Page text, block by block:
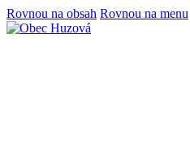
Rovnou na obsah Rovnou na menu